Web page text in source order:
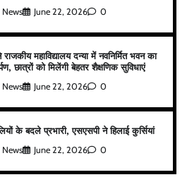
News June 22, 2026 0
महाविद्यालय दन्या में नवनिर्मित भवन का
छात्रों को मिलेंगी बेहतर शैक्षणिक सुविधाएं
News June 22, 2026 0
के बदले प्रभारी, एसएसपी ने हिलाई कुर्सियां
News June 22, 2026 0